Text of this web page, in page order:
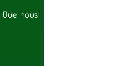
nous